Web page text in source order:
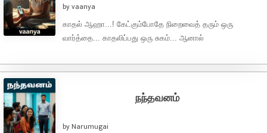
by vaanya
காதல் ஆஹா...! கேட்கும்போதே நிறைவைத் தரும் ஒரு
வார்த்தை... காதலிப்பது ஒரு சுகம்... ஆனால்
திருமணமா..? கொண்டாட்டமா..? காதலின்
நந்தவனம்
by Narumugai